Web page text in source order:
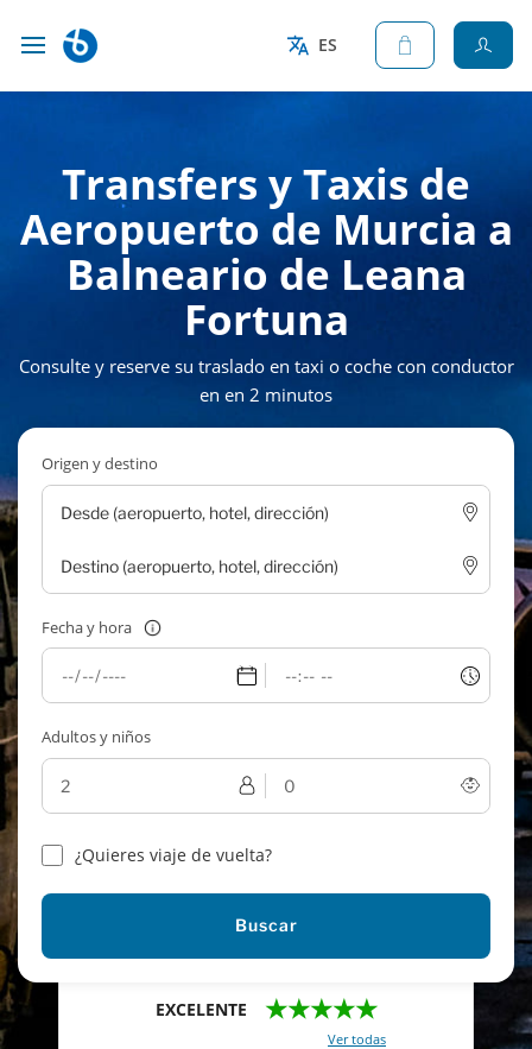
ES
Transfers y Taxis de
Aeropuerto de Murcia a
Balneario de Leana
Fortuna
Consulte y reserve su traslado en taxi o coche con conductor
en en 2 minutos
Origen y destino
Fecha y hora
Adultos y niños
¿Quieres viaje de vuelta?
Buscar
EXCELENTE ★★★★★
Ver todas